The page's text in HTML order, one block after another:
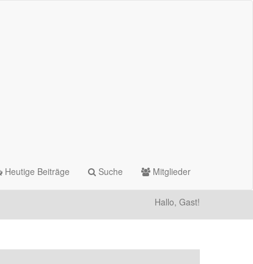
Heutige Beiträge Suche Mitglieder
Hallo, Gast!